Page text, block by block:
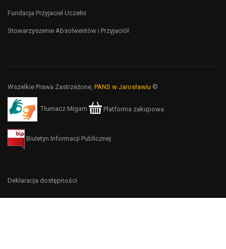
Fundacja Przyjaciel Uczelni
Stowarzyszenie Absolwentów i Przyjaciół
Wszelkie Prawa Zastrzeżone, PANS w Jarosławiu ©
Tłumacz Migam Platforma zakupowa
Biuletyn Informacji Publicznej
Deklaracja dostępności